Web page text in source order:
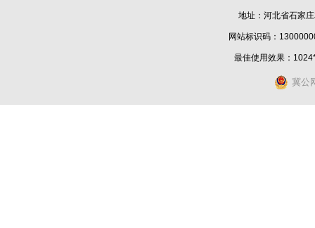
地址：河北省石家
网站标识码：
最佳使用效果：
冀公